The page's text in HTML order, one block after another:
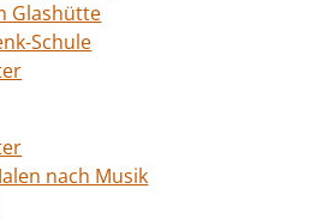
Glashütte
Schule
nach Musik